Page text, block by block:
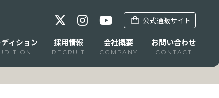
公式通販サイト
ィション 採用情報
RECRUIT
会社概要
COMPANY
お問い合わせ
CONTACT